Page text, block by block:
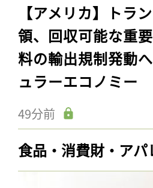
【アメリカ】トラ
領、回収可能な重
料の輸出規制発動
ュラーエコノミー
49分前
食品・消費財・アパ